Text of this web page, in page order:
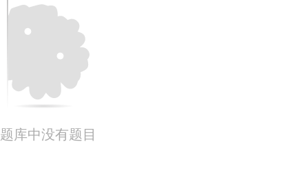
题库中没有题目